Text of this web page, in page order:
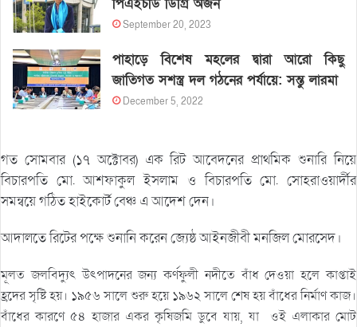
পিএইচডি ডিগ্রি অর্জন
September 20, 2023
পাহাড়ে বিশেষ মহলের দ্বারা আরো কিছু
জাতিগত সশস্ত্র দল গঠনের পর্যায়ে: সন্তু লারমা
December 5, 2022
গত সোমবার (১৭ অক্টোবর) এক রিট আবেদনের প্রাথমিক শুনারি নিয়ে
বিচারপতি মো. আশফাকুল ইসলাম ও বিচারপতি মো. সোহরাওয়ার্দীর
সমন্বয়ে গঠিত হাইকোর্ট বেঞ্চ এ আদেশ দেন।
আদালতে রিটের পক্ষে শুনানি করেন জ্যেষ্ঠ আইনজীবী মনজিল মোরসেদ।
মূলত জলবিদ্যুৎ উৎপাদনের জন্য কর্ণফুলী নদীতে বাঁধ দেওয়া হলে কাপ্তাই
হ্রদের সৃষ্টি হয়। ১৯৫৬ সালে শুরু হয়ে ১৯৬২ সালে শেষ হয় বাঁধের নির্মাণ কাজ।
বাঁধের কারণে ৫৪ হাজার একর কৃষিজমি ডুবে যায়, যা ওই এলাকার মোট